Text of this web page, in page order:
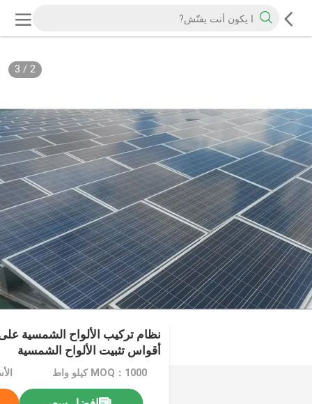
2
/
3
نظام تركيب الألواح الشمسية
أقواس تثبيت الألواح الشمسية
MOQ：1000 كيلو واط